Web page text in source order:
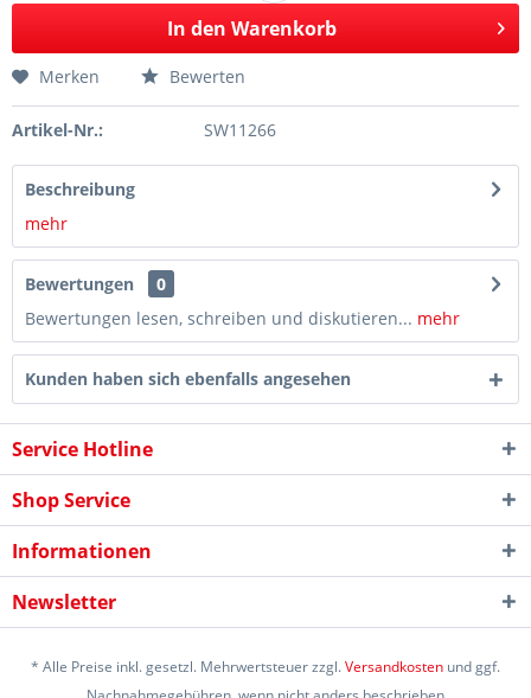
In den Warenkorb
Merken Bewerten
Artikel-Nr.: SW11266
Beschreibung
mehr
Bewertungen
0
Bewertungen lesen, schreiben und diskutieren... mehr
Kunden haben sich ebenfalls angesehen
Service Hotline
Shop Service
Informationen
Newsletter
* Alle Preise inkl. gesetzl. Mehrwertsteuer zzgl.Versandkosten und ggf.